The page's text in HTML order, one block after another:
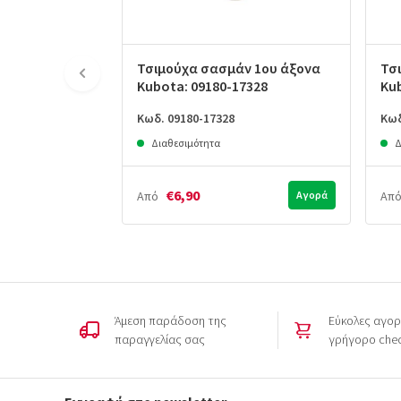
Τσιμούχα σασμάν 1ου άξονα
Kubota: 09180-17328
Κωδ. 09180-17328
Διαθεσιμότητα
Από €6,90 Αγορά Από
Άμεση παράδοση της
παραγγελίας σας
Εύκολες
γρήγορο